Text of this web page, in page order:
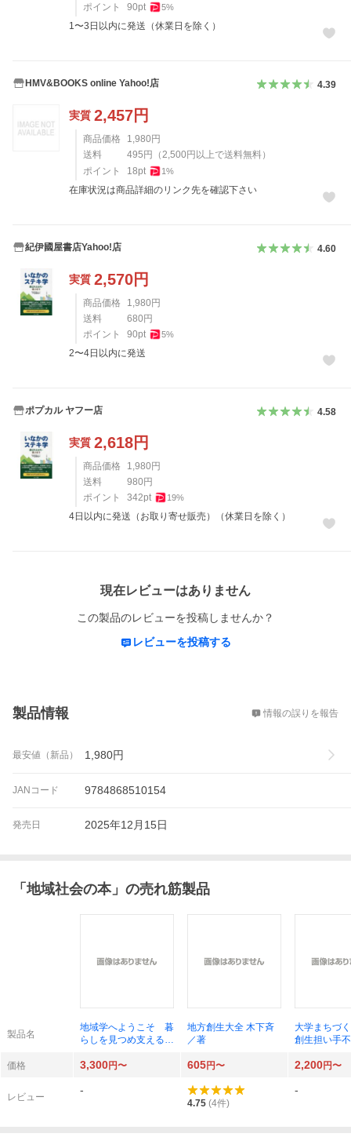
ポイント
90pt 5%
1〜3日以内に発送（休業日を除く）
HMV&BOOKS online Yahoo!店 4.39
実質 2,457円
商品価格 1,980円
送料
495円 （ 2,500円以上で送料無料）
ポイント
18pt 1%
在庫状況は商品詳細のリンク先を確認下さい
紀伊國屋書店Yahoo!店 4.60
実質 2,570円
商品価格 1,980円
送料
680円
ポイント
90pt 5%
2〜4日以内に発送
ポプカル ヤフー店 4.58
実質 2,618円
商品価格 1,980円
送料
980円
ポイント
342pt 19%
4日以内に発送（お取り寄せ販売）（休業日を除く）
現在レビューはありません
この製品のレビューを投稿しませんか？
レビューを投稿する
製品情報 情報の誤りを報告
最安値（新品） 1,980円
JANコード 9784868510154
発売日 2025年12月15日
「地域社会の本」の売れ筋製品
製品名
地域学へようこそ 暮
らしを見つめ支える学
か〕編著
地方創生大全 木下斉
／著
大学まちづ
創生担い手
ＵＳ ＢＯＯ
ン・メツラ
価格 3,300円〜 605円〜 2,200円〜
レビュー
-
4.75 (4件)
-